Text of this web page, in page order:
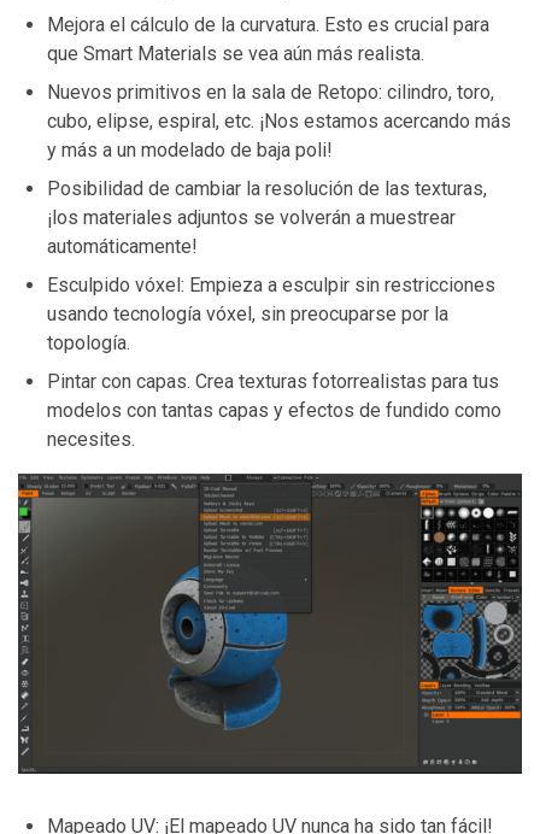
Mejora el cálculo de la curvatura. Esto es crucial para
que Smart Materials se vea aún más realista.
Nuevos primitivos en la sala de Retopo: cilindro, toro,
cubo, elipse, espiral, etc. ¡Nos estamos acercando más
y más a un modelado de baja poli!
Posibilidad de cambiar la resolución de las texturas,
¡los materiales adjuntos se volverán a muestrear
automáticamente!
Esculpido vóxel: Empieza a esculpir sin restricciones
usando tecnología vóxel, sin preocuparse por la
topología.
Pintar con capas. Crea texturas fotorrealistas para tus
modelos con tantas capas y efectos de fundido como
necesites.
Mapeado UV: ¡El mapeado UV nunca ha sido tan fácil!